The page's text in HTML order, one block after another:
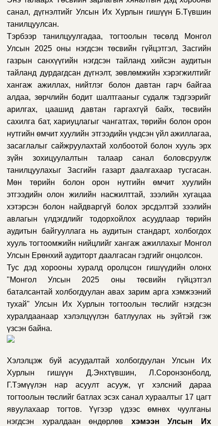
санал, дүгнэлтийг Улсын Их Хурлын гишүүн Б.Түвшин
танилцуулсан.
Тэрбээр танилцуулгадаа, тогтоолын төсөлд Монгол
Улсын 2025 оны нэгдсэн төсвийн гүйцэтгэл, Засгийн
газрын санхүүгийн нэгдсэн тайланд хийсэн аудитын
тайланд дурдагдсан дүгнэлт, зөвлөмжийн хэрэгжилтийг
хангаж ажиллах, нийтлэг болон давтан гарч байгаа
алдаа, зөрчлийн бодит шалтгааныг судалж тэдгээрийг
арилгах, цаашид давтан гаргахгүй байх, төсвийн
сахилга бат, хариуцлагыг чангатгах, төрийн болон орон
нутгийн өмчит хуулийн этгээдийн үндсэн үйл ажиллагаа,
засаглалыг сайжруулахтай холбоотой болон хууль эрх
зүйн зохицуулалтын талаар санал боловсруулж
танилцуулахыг Засгийн газарт даалгахаар тусгасан.
Мөн төрийн болон орон нутгийн өмчит хуулийн
этгээдийн олон жилийн насжилттай, зээлийн хугацаа
хэтэрсэн болон найдваргүй болох эрсдэлтэй зээлийн
авлагын үлдэгдлийг тодорхойлох асуудлаар төрийн
аудитын байгууллага нь аудитын стандарт, холбогдох
хууль тогтоомжийн нийцлийг хангаж ажиллахыг Монгол
Улсын Ерөнхий аудиторт даалгасан гэдгийг онцолсон.
Тус дэд хорооны хуралд оролцсон гишүүдийн олонх
"Монгол Улсын 2025 оны төсвийн гүйцэтгэл
баталсантай холбогдуулан авах зарим арга хэмжээний
тухай" Улсын Их Хурлын тогтоолын төслийг нэгдсэн
хуралдаанаар хэлэлцүүлэн батлуулах нь зүйтэй гэж
үзсэн байна.
Хэлэлцэж буй асуудалтай холбогдуулан Улсын Их
Хурлын гишүүн Д.Энхтүвшин, Л.Соронзонболд,
Г.Тэмүүлэн нар асуулт асууж, үг хэлсний дараа
тогтоолын төслийг батлах эсэх санал хураалтыг 17 цагт
явуулахаар тогтов. Үүгээр үдээс өмнөх чуулганы
нэгдсэн хуралдаан өндөрлөв хэмээн Улсын Их